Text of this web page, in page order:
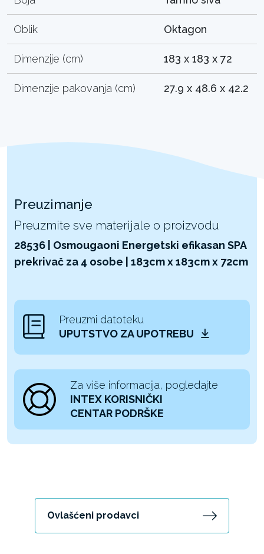
Oblik Oktagon
Dimenzije (cm) 183 x 183 x 72
Dimenzije pakovanja (cm) 27.9 x 48.6 x 42.2
Preuzimanje
Preuzmite sve materijale o proizvodu
28536 | Osmougaoni Energetski efikasan SPA
prekrivač za 4 osobe | 183cm x 183cm x 72cm
Preuzmi datoteku
UPUTSTVO ZA UPOTREBU
Za više informacija, pogledajte
INTEX KORISNIČKI
CENTAR PODRŠKE
Ovlašćeni prodavci